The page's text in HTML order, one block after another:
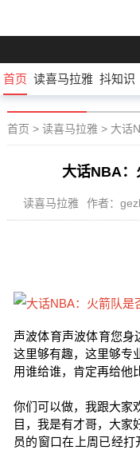
首页 读喜马拉雅 抖知识
首页 > 读喜马拉雅> 大话
大话NBA：
读喜马拉雅 作者：
声波体育声波体育您身
这里够有趣，这里够专
用谁给谁，肯定再给他
你们可以做，我跟大家
目，我是有才哥，大家
员的窗口在上周已经